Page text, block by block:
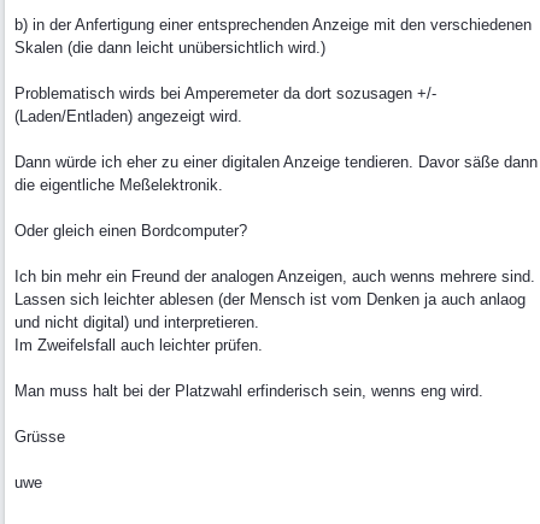
b) in der Anfertigung einer entsprechenden Anzeige mit den verschiedenen
Skalen (die dann leicht unübersichtlich wird.)
Problematisch wirds bei Amperemeter da dort sozusagen +/-
(Laden/Entladen) angezeigt wird.
Dann würde ich eher zu einer digitalen Anzeige tendieren. Davor säße dann
die eigentliche Meßelektronik.
Oder gleich einen Bordcomputer?
Ich bin mehr ein Freund der analogen Anzeigen, auch wenns mehrere sind.
Lassen sich leichter ablesen (der Mensch ist vom Denken ja auch anlaog
und nicht digital) und interpretieren.
Im Zweifelsfall auch leichter prüfen.
Man muss halt bei der Platzwahl erfinderisch sein, wenns eng wird.
Grüsse
uwe